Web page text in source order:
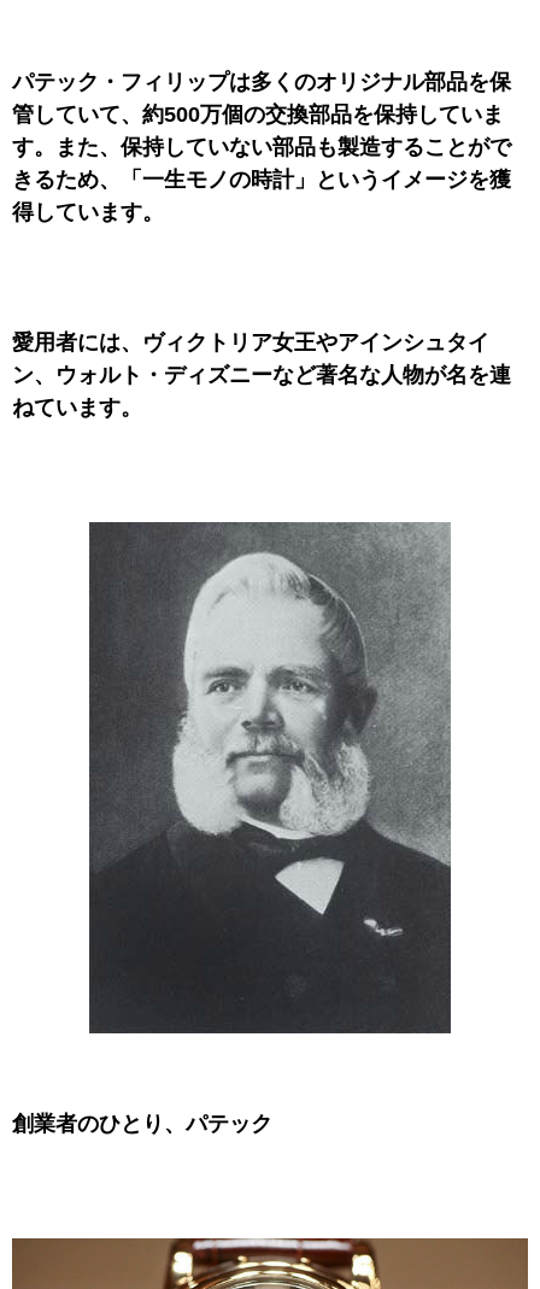
パテック・フィリップは多くのオリジナル部品を保
管していて、約500万個の交換部品を保持していま
す。また、保持していない部品も製造することがで
きるため、「一生モノの時計」というイメージを獲
得しています。
愛用者には、ヴィクトリア女王やアインシュタイ
ン、ウォルト・ディズニーなど著名な人物が名を連
ねています。
創業者のひとり、パテック